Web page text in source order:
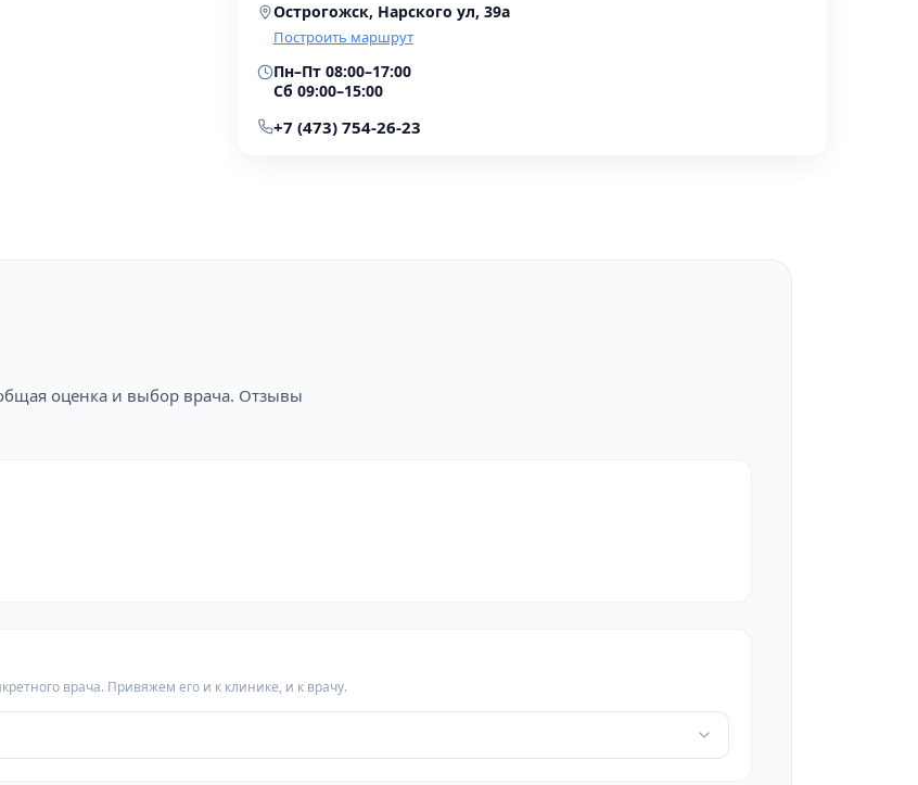
Острогожск, Нарского ул, 39а
Построить маршрут
Пн–Пт 08:00–17:00
Сб 09:00–15:00
+7 (473) 754-26-23
оценка и выбор врача. Отзывы
врача. Привяжем его и к клинике, и к врачу.